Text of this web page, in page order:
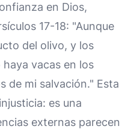
en Dios,
17-18: "Aunque
del olivo, y los
vacas en los
de mi salvación." Esta
es una
externas parecen